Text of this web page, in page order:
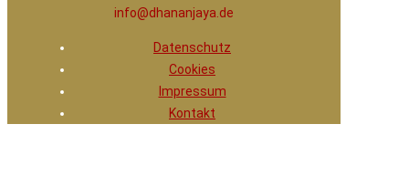
info@dhananjaya.de
Datenschutz
Cookies
Impressum
Kontakt